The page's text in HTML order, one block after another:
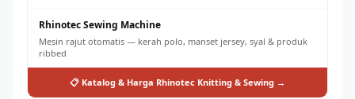
Rhinotec Sewing Machine
Mesin rajut otomatis — kerah polo, manset jersey, syal & produk
ribbed
📋 Katalog & Harga Rhinotec Knitting & Sewing →